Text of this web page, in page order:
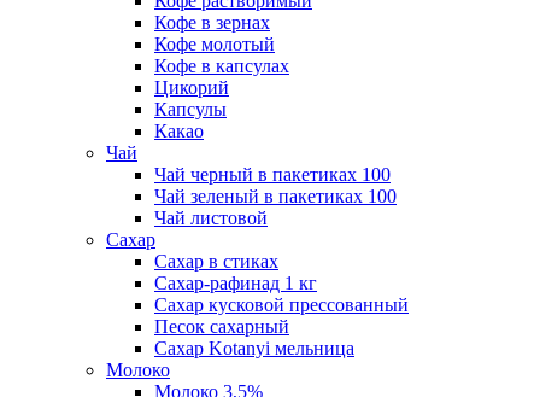
Кофе в зернах
Кофе молотый
Кофе в капсулах
Цикорий
Капсулы
Какао
Чай
Чай черный в пакетиках 100
Чай зеленый в пакетиках 100
Чай листовой
Сахар
Сахар в стиках
Сахар-рафинад 1 кг
Сахар кусковой прессованный
Песок сахарный
Сахар Kotanyi мельница
Молоко
Молоко 3,5%